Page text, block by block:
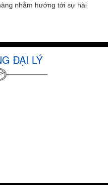
nhằm hướng tới sự hài
ĐẠI LÝ